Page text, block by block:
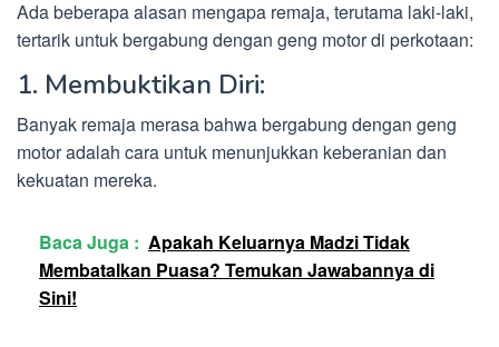
Ada beberapa alasan mengapa remaja, terutama laki-laki,
tertarik untuk bergabung dengan geng motor di perkotaan:
1. Membuktikan Diri:
Banyak remaja merasa bahwa bergabung dengan geng
motor adalah cara untuk menunjukkan keberanian dan
kekuatan mereka.
Baca Juga : Apakah Keluarnya Madzi Tidak
Membatalkan Puasa? Temukan Jawabannya di
Sini!